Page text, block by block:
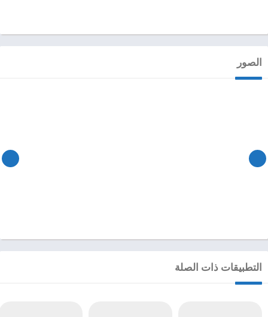
الصور
التطبيقات ذات الصلة